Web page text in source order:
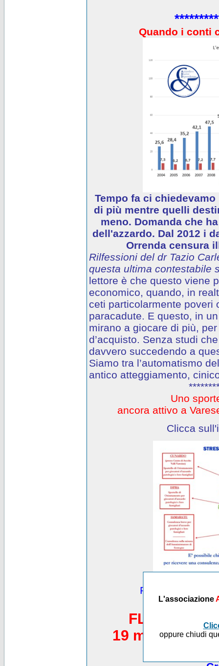
L'associazione
oppure chiudi
Quando i conti
Tempo fa ci
di più mentre quelli
meno. Domanda che
dell'azzardo. Dal 2012 i
Orrenda censura
Rilfessioni del dr Tazio
questa ultima contestabile
lettore è che questo viene
economico, quando, in
ceti particolarmente poveri
paracadute. E questo, in
mirano a giocare di più,
d’acquisto. Senza studi
davvero succedendo a
Siamo tra l’automatismo
antico atteggiamento,
Uno
ancora attivo a
Clicca
Puoi vedere
FLASH
19 maggio